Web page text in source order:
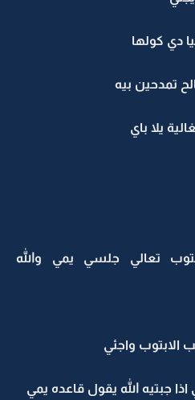
دي كولها
تمدحين بيه
يلا باي
تعالي جلسي يمي والله
الابتوب واجئي
جبتيه الله يقول قاعده يمي